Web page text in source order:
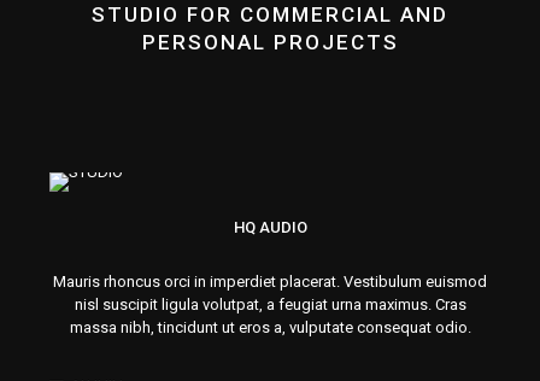
STUDIO FOR COMMERCIAL AND
PERSONAL PROJECTS
HQ AUDIO
Mauris rhoncus orci in imperdiet placerat. Vestibulum euismod
nisl suscipit ligula volutpat, a feugiat urna maximus. Cras
massa nibh, tincidunt ut eros a, vulputate consequat odio.